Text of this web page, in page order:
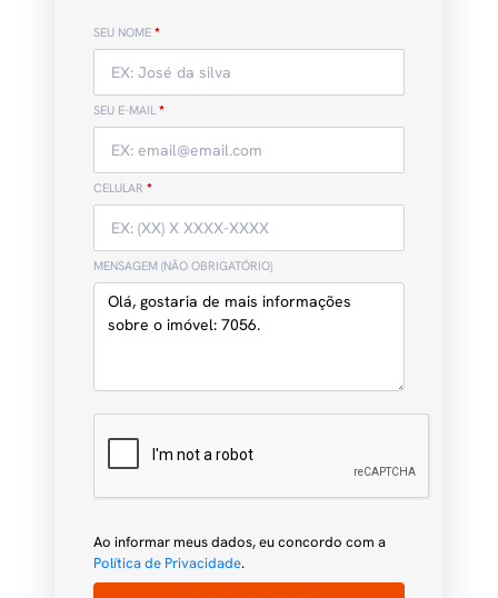
SEU NOME *
SEU E-MAIL *
CELULAR *
MENSAGEM (NÃO OBRIGATÓRIO)
Ao informar meus dados, eu concordo com a
Política de Privacidade.